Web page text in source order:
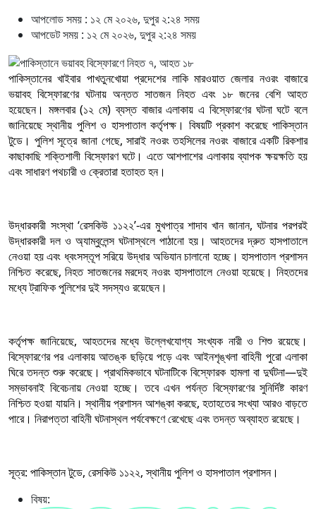
আপলোড সময় : ১২ মে ২০২৬, দুপুর ২:২৪ সময়
আপডেট সময় : ১২ মে ২০২৬, দুপুর ২:২৪ সময়
পাকিস্তানের খাইবার পাখতুনখোয়া প্রদেশের লাকি মারওয়াত জেলার নওরং বাজারে
ভয়াবহ বিস্ফোরণের ঘটনায় অন্তত সাতজন নিহত এবং ১৮ জনের বেশি আহত
হয়েছেন। মঙ্গলবার (১২ মে) ব্যস্ত বাজার এলাকায় এ বিস্ফোরণের ঘটনা ঘটে বলে
জানিয়েছে স্থানীয় পুলিশ ও হাসপাতাল কর্তৃপক্ষ। বিষয়টি প্রকাশ করেছে পাকিস্তান
টুডে। পুলিশ সূত্রে জানা গেছে, সারাই নওরং তহসিলের নওরং বাজারে একটি রিকশার
কাছাকাছি শক্তিশালী বিস্ফোরণ ঘটে। এতে আশপাশের এলাকায় ব্যাপক ক্ষয়ক্ষতি হয়
এবং সাধারণ পথচারী ও ক্রেতারা হতাহত হন।
উদ্ধারকারী সংস্থা ‘রেসকিউ ১১২২’-এর মুখপাত্র শাদাব খান জানান, ঘটনার পরপরই
উদ্ধারকারী দল ও অ্যাম্বুলেন্স ঘটনাস্থলে পাঠানো হয়। আহতদের দ্রুত হাসপাতালে
নেওয়া হয় এবং ধ্বংসস্তূপ সরিয়ে উদ্ধার অভিযান চালানো হচ্ছে। হাসপাতাল প্রশাসন
নিশ্চিত করেছে, নিহত সাতজনের মরদেহ নওরং হাসপাতালে নেওয়া হয়েছে। নিহতদের
মধ্যে ট্রাফিক পুলিশের দুই সদস্যও রয়েছেন।
কর্তৃপক্ষ জানিয়েছে, আহতদের মধ্যে উল্লেখযোগ্য সংখ্যক নারী ও শিশু রয়েছে।
বিস্ফোরণের পর এলাকায় আতঙ্ক ছড়িয়ে পড়ে এবং আইনশৃঙ্খলা বাহিনী পুরো এলাকা
ঘিরে তদন্ত শুরু করেছে। প্রাথমিকভাবে ঘটনাটিকে বিস্ফোরক হামলা বা দুর্ঘটনা—দুই
সম্ভাবনাই বিবেচনায় নেওয়া হচ্ছে। তবে এখন পর্যন্ত বিস্ফোরণের সুনির্দিষ্ট কারণ
নিশ্চিত হওয়া যায়নি। স্থানীয় প্রশাসন আশঙ্কা করছে, হতাহতের সংখ্যা আরও বাড়তে
পারে। নিরাপত্তা বাহিনী ঘটনাস্থল পর্যবেক্ষণে রেখেছে এবং তদন্ত অব্যাহত রয়েছে।
সূত্র: পাকিস্তান টুডে, রেসকিউ ১১২২, স্থানীয় পুলিশ ও হাসপাতাল প্রশাসন।
বিষয়: